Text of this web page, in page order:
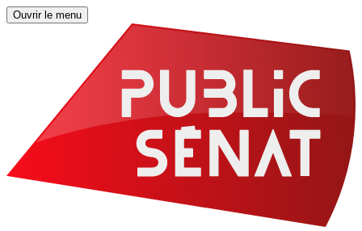
Ouvrir le menu